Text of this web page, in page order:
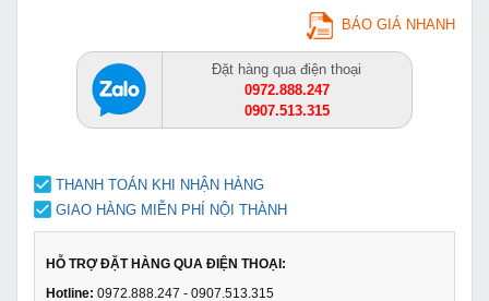
BÁO GIÁ NHANH
Đặt hàng qua điện thoại
0972.888.247
0907.513.315
THANH TOÁN KHI NHẬN HÀNG
GIAO HÀNG MIỄN PHÍ NỘI THÀNH
HỖ TRỢ ĐẶT HÀNG QUA ĐIỆN THOẠI:
Hotline: 0972.888.247 - 0907.513.315